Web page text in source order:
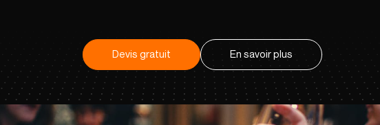
Devis gratuit En savoir plus